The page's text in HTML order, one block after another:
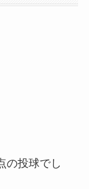
の投球でし